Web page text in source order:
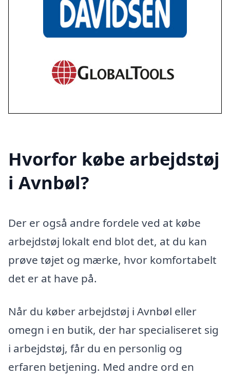
Hvorfor købe arbejdstøj
i Avnbøl?
Der er også andre fordele ved at købe
arbejdstøj lokalt end blot det, at du kan
prøve tøjet og mærke, hvor komfortabelt
det er at have på.
Når du køber arbejdstøj i Avnbøl eller
omegn i en butik, der har specialiseret sig
i arbejdstøj, får du en personlig og
erfaren betjening. Med andre ord en